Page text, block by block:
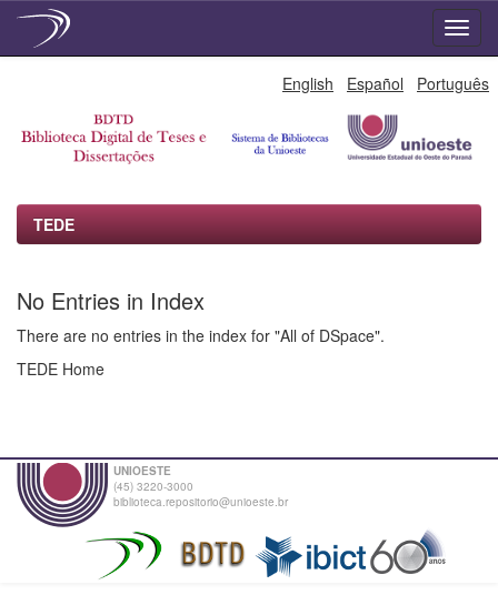
English Español Português
TEDE
No Entries in Index
There are no entries in the index for "All of DSpace".
TEDE Home
UNIOESTE
(45) 3220-3000
biblioteca.repositorio@unioeste.br